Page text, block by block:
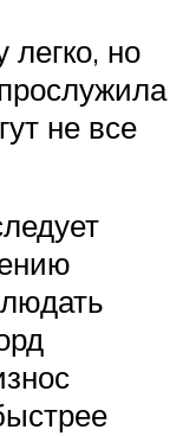
но
не все